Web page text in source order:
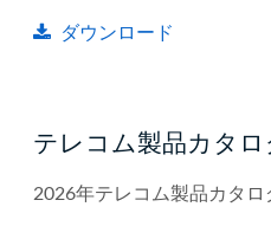
ダウンロード
テレコム製品カタ
2026年テレコム製品カタロ